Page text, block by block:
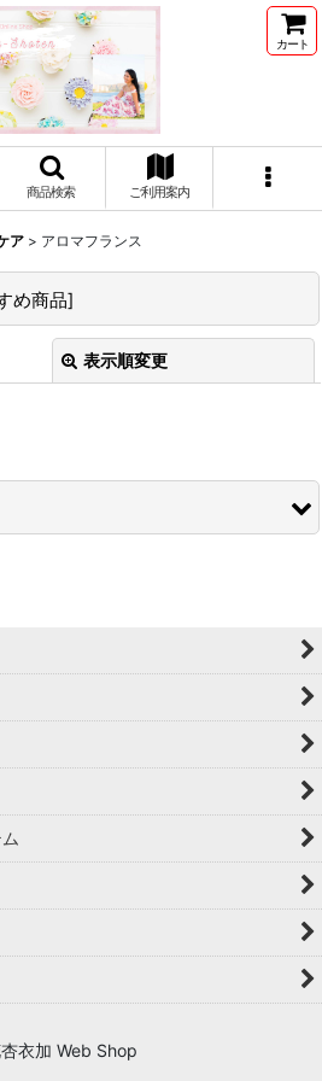
カート
商品検索 ご利用案内
ア > アロマフランス
め商品]
表示順変更
衣加 Web Shop